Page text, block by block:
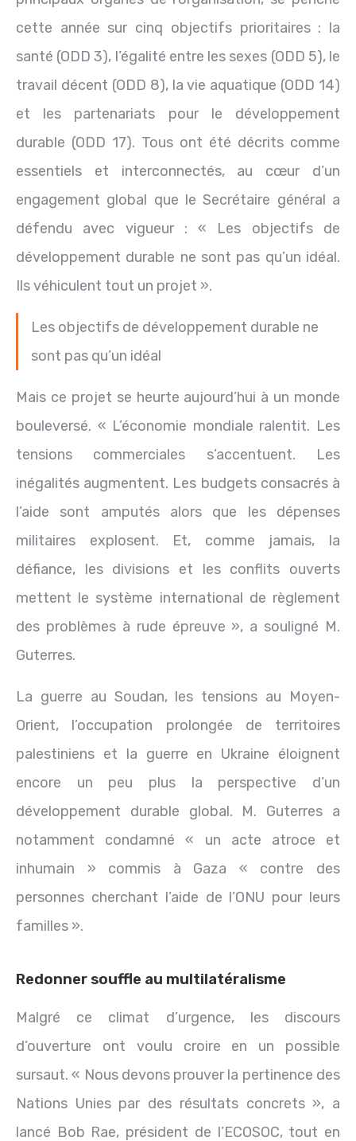
cette année sur cinq objectifs prioritaires : la
santé (ODD 3), l’égalité entre les sexes (ODD 5), le
travail décent (ODD 8), la vie aquatique (ODD 14)
et les partenariats pour le développement
durable (ODD 17). Tous ont été décrits comme
essentiels et interconnectés, au cœur d’un
engagement global que le Secrétaire général a
défendu avec vigueur : « Les objectifs de
développement durable ne sont pas qu’un idéal.
Ils véhiculent tout un projet ».
Les objectifs de développement durable ne
sont pas qu’un idéal
Mais ce projet se heurte aujourd’hui à un monde
bouleversé. « L’économie mondiale ralentit. Les
tensions commerciales s’accentuent. Les
inégalités augmentent. Les budgets consacrés à
l’aide sont amputés alors que les dépenses
militaires explosent. Et, comme jamais, la
défiance, les divisions et les conflits ouverts
mettent le système international de règlement
des problèmes à rude épreuve », a souligné M.
Guterres.
La guerre au Soudan, les tensions au Moyen-
Orient, l’occupation prolongée de territoires
palestiniens et la guerre en Ukraine éloignent
encore un peu plus la perspective d’un
développement durable global. M. Guterres a
notamment condamné « un acte atroce et
inhumain » commis à Gaza « contre des
personnes cherchant l’aide de l’ONU pour leurs
familles ».
Redonner souffle au multilatéralisme
Malgré ce climat d’urgence, les discours
d’ouverture ont voulu croire en un possible
sursaut. « Nous devons prouver la pertinence des
Nations Unies par des résultats concrets », a
lancé Bob Rae, président de l’ECOSOC, tout en